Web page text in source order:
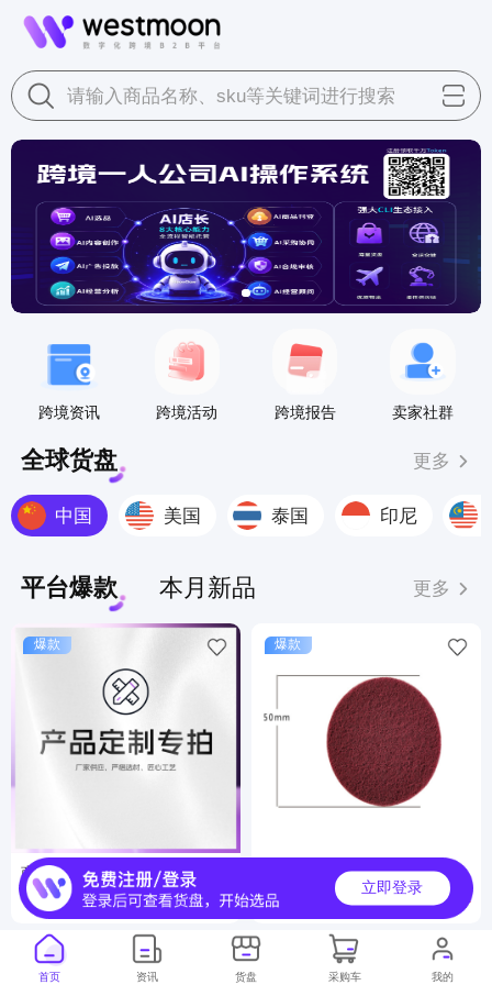
请输入商品名称、sku等关键词进行搜索
跨境资讯 跨境活动 跨境报告 卖家社群
全球货盘 更多
中国 美国 泰国 印尼
平台爆款 本月新品 更多
爆款
商品定制服务
月销 6000000+
爆款
工业百洁布
月销 500000+
立即登录
首页 资讯 货盘 采购车 我的